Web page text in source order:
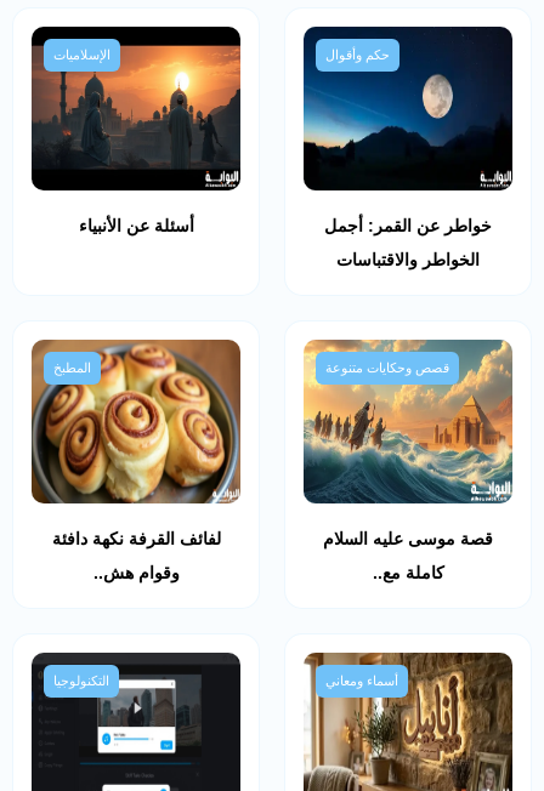
حكم وأقوال
خواطر عن القمر: أجمل
الخواطر والاقتباسات
الإسلاميات
أسئلة عن الأنبياء
قصص وحكايات متنوعة
قصة موسى عليه السلام
كاملة مع..
المطبخ
لفائف القرفة نكهة دافئة
وقوام هش..
أسماء ومعاني التكنولوجيا